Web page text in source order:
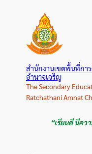
สำนักงานเขตพื้นที่กา
อำนาจเจริญ
The Secondary
Ratchathani Amnat
“เรียนดี มีคว